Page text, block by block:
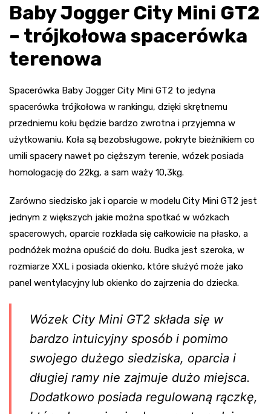
Baby Jogger City Mini GT2
– trójkołowa spacerówka
terenowa
Spacerówka Baby Jogger City Mini GT2 to jedyna
spacerówka trójkołowa w rankingu, dzięki skrętnemu
przedniemu kołu będzie bardzo zwrotna i przyjemna w
użytkowaniu. Koła są bezobsługowe, pokryte bieżnikiem co
umili spacery nawet po cięższym terenie, wózek posiada
homologację do 22kg, a sam waży 10,3kg.
Zarówno siedzisko jak i oparcie w modelu City Mini GT2 jest
jednym z większych jakie można spotkać w wózkach
spacerowych, oparcie rozkłada się całkowicie na płasko, a
podnóżek można opuścić do dołu. Budka jest szeroka, w
rozmiarze XXL i posiada okienko, które służyć może jako
panel wentylacyjny lub okienko do zajrzenia do dziecka.
Wózek City Mini GT2 składa się w
bardzo intuicyjny sposób i pomimo
swojego dużego siedziska, oparcia i
długiej ramy nie zajmuje dużo miejsca.
Dodatkowo posiada regulowaną rączkę,